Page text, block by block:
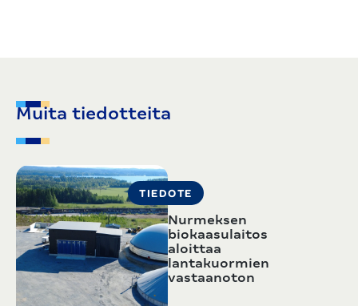
Muita tiedotteita
TIEDOTE
Nurmeksen
biokaasulaitos
aloittaa
lantakuormien
vastaanoton